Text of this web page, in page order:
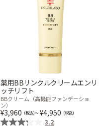
薬用BBリンクルクリームエンリ
ッチリフト
BBクリーム（高機能ファンデーショ
ン）
3,960 ~ 4,950
3.2